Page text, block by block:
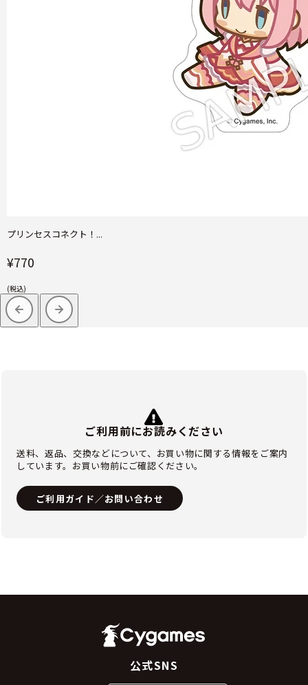
プリンセスコネクト！...
¥770
(税込)
ご利用前にお読みください
送料、返品、交換などについて、お買い物に関する情報をご案内
しています。お買い物前にご確認ください。
ご利用ガイド／お問い合わせ
公式SNS